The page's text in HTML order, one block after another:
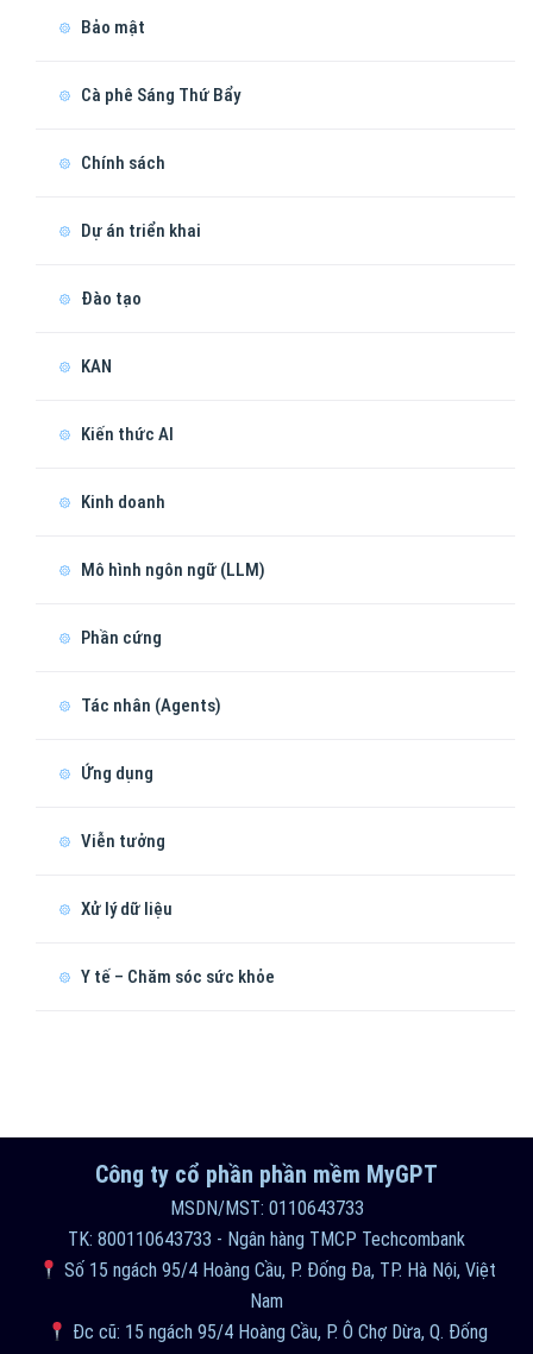
Bảo mật
Cà phê Sáng Thứ Bẩy
Chính sách
Dự án triển khai
Đào tạo
KAN
Kiến thức AI
Kinh doanh
Mô hình ngôn ngữ (LLM)
Phần cứng
Tác nhân (Agents)
Ứng dụng
Viễn tưởng
Xử lý dữ liệu
Y tế – Chăm sóc sức khỏe
Công ty cổ phần phần mềm MyGPT
MSDN/MST: 0110643733
TK: 800110643733 - Ngân hàng TMCP Techcombank
Số 15 ngách 95/4 Hoàng Cầu, P. Đống Đa, TP. Hà Nội, Việt
Nam
Đc cũ: 15 ngách 95/4 Hoàng Cầu, P. Ô Chợ Dừa, Q. Đống